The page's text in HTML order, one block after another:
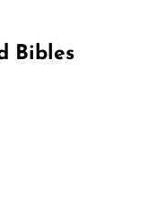
Bibles